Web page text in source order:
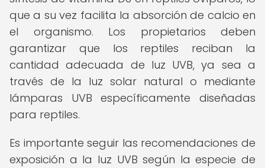
que a su vez facilita la absorción de calcio en
el organismo. Los propietarios deben
garantizar que los reptiles reciban la
cantidad adecuada de luz UVB, ya sea a
través de la luz solar natural o mediante
lámparas UVB específicamente diseñadas
para reptiles.
Es importante seguir las recomendaciones de
exposición a la luz UVB según la especie de